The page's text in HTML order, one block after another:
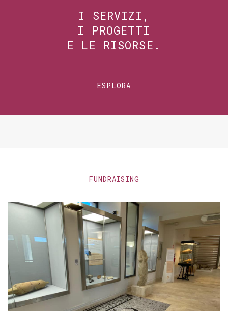
I SERVIZI,
I PROGETTI
E LE RISORSE.
ESPLORA
FUNDRAISING